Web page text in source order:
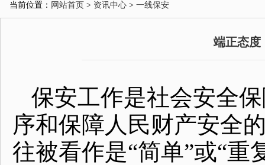
当前位置： 网站首页 > 资讯中心 > 一线保安
端正态度
保安工作是社会安全
序和保障人民财产安全
往被看作是“简单”或“重